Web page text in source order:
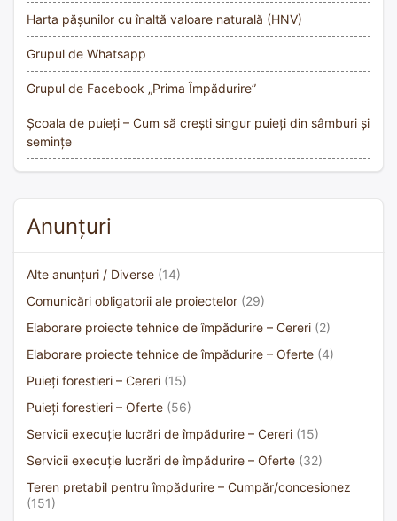
Harta pășunilor cu înaltă valoare naturală (HNV)
Grupul de Whatsapp
Grupul de Facebook „Prima Împădurire”
Școala de puieți – Cum să crești singur puieți din sâmburi și
semințe
Anunțuri
Alte anunțuri / Diverse (14)
Comunicări obligatorii ale proiectelor (29)
Elaborare proiecte tehnice de împădurire – Cereri (2)
Elaborare proiecte tehnice de împădurire – Oferte (4)
Puieți forestieri – Cereri (15)
Puieți forestieri – Oferte (56)
Servicii execuție lucrări de împădurire – Cereri (15)
Servicii execuție lucrări de împădurire – Oferte (32)
Teren pretabil pentru împădurire – Cumpăr/concesionez
(151)